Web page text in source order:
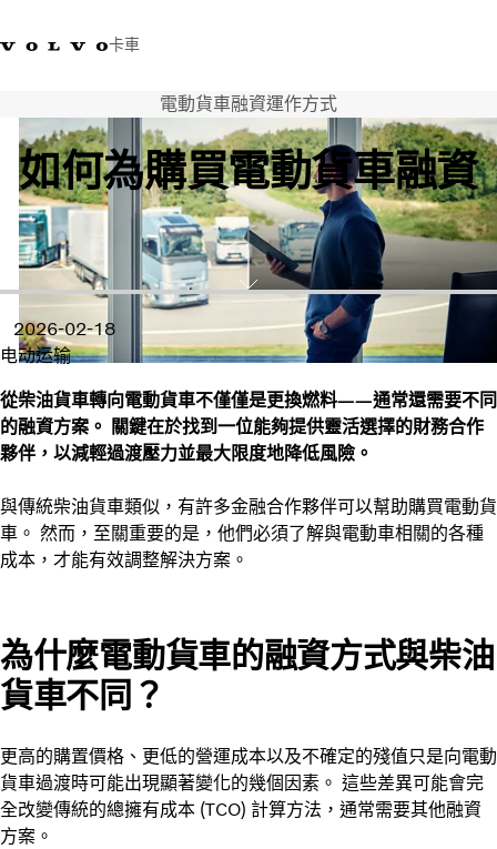
卡車
Volvo Trucks商店登入查找經銷商 台灣
運輸解決方案
卡車
運輸需求
服務
新聞與媒體
關於我們
查找經銷商
電動貨車融資運作方式
如何為購買電動貨車融資
2026-02-18
电动运输
從柴油貨車轉向電動貨車不僅僅是更換燃料——通常還需要不同
的融資方案。 關鍵在於找到一位能夠提供靈活選擇的財務合作
夥伴，以減輕過渡壓力並最大限度地降低風險。
與傳統柴油貨車類似，有許多金融合作夥伴可以幫助購買電動貨
車。 然而，至關重要的是，他們必須了解與電動車相關的各種
成本，才能有效調整解決方案。
為什麼電動貨車的融資方式與柴油
貨車不同？
更高的購置價格、更低的營運成本以及不確定的殘值只是向電動
貨車過渡時可能出現顯著變化的幾個因素。 這些差異可能會完
全改變傳統的總擁有成本 (TCO) 計算方法，通常需要其他融資
方案。